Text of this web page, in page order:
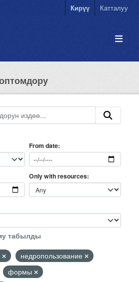
Кирүү Катталуу
From date
Only with resources
табылды
недропользование
формы